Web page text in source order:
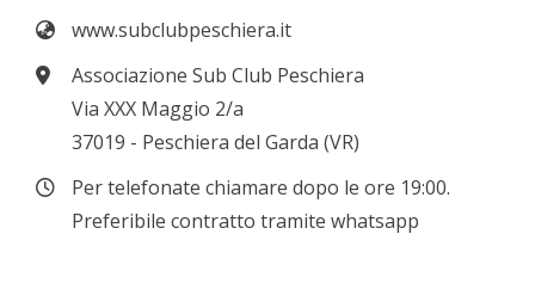
www.subclubpeschiera.it
Associazione Sub Club Peschiera
Via XXX Maggio 2/a
37019 - Peschiera del Garda (VR)
Per telefonate chiamare dopo le ore 19:00.
Preferibile contratto tramite whatsapp